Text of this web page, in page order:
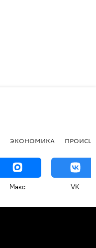
ЭКОНОМИКА
Макс VK